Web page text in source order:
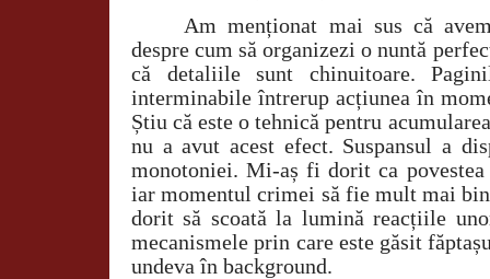
Am menționat mai sus că
despre cum să organizezi o nuntă
că detaliile sunt chinuitoare.
interminabile întrerup acțiunea în
Știu că este o tehnică pentru
nu a avut acest efect. Suspansul a
monotoniei. Mi-aș fi dorit ca
iar momentul crimei să fie mult mai
dorit să scoată la lumină reacțiile
mecanismele prin care este găsit
undeva în background.